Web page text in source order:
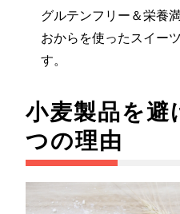
グルテンフリー＆栄養
おからを使ったスイー
す。
小麦製品を避
つの理由